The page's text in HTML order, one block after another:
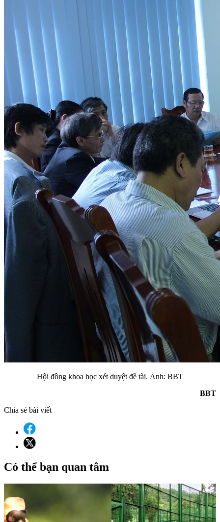
Hội đồng khoa học xét duyệt đề tài. Ảnh: BBT
BBT
Chia sẻ bài viết
Có thể bạn quan tâm